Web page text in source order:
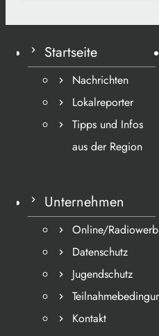
Startseite
Nachrichten
Lokalreporter
Tipps und Infos
aus der Region
Unternehmen
Online/
Datenschutz
Jugendschutz
Kontakt